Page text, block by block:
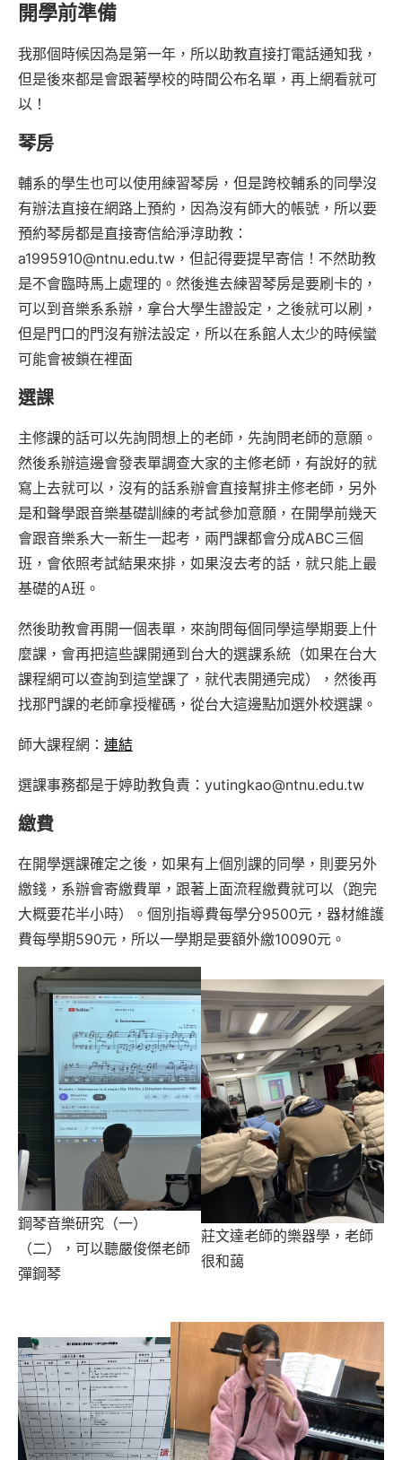
開學前準備
我那個時候因為是第一年，所以助教直接打電話通知我，
但是後來都是會跟著學校的時間公布名單，再上網看就可
以！
琴房
輔系的學生也可以使用練習琴房，但是跨校輔系的同學沒
有辦法直接在網路上預約，因為沒有師大的帳號，所以要
預約琴房都是直接寄信給淨淳助教：
a1995910@ntnu.edu.tw，但記得要提早寄信！不然助教
是不會臨時馬上處理的。然後進去練習琴房是要刷卡的，
可以到音樂系系辦，拿台大學生證設定，之後就可以刷，
但是門口的門沒有辦法設定，所以在系館人太少的時候蠻
可能會被鎖在裡面
選課
主修課的話可以先詢問想上的老師，先詢問老師的意願。
然後系辦這邊會發表單調查大家的主修老師，有說好的就
寫上去就可以，沒有的話系辦會直接幫排主修老師，另外
是和聲學跟音樂基礎訓練的考試參加意願，在開學前幾天
會跟音樂系大一新生一起考，兩門課都會分成ABC三個
班，會依照考試結果來排，如果沒去考的話，就只能上最
基礎的A班。
然後助教會再開一個表單，來詢問每個同學這學期要上什
麼課，會再把這些課開通到台大的選課系統（如果在台大
課程網可以查詢到這堂課了，就代表開通完成），然後再
找那門課的老師拿授權碼，從台大這邊點加選外校選課。
師大課程網： 連結
選課事務都是于婷助教負責：yutingkao@ntnu.edu.tw
繳費
在開學選課確定之後，如果有上個別課的同學，則要另外
繳錢，系辦會寄繳費單，跟著上面流程繳費就可以（跑完
大概要花半小時）。個別指導費每學分9500元，器材維護
費每學期590元，所以一學期是要額外繳10090元。
鋼琴音樂研究（一）
（二），可以聽嚴俊傑老師
彈鋼琴
莊文達老師的樂器學，老師
很和藹